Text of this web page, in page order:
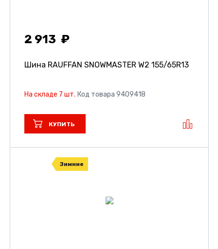
2 913
Шина RAUFFAN SNOWMASTER W2 155/65R13
На складе 7 шт. Код товара 9409418
КУПИТЬ
Зимние